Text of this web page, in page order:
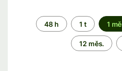
Časové
období
48 h 1 t 1
12 měs.